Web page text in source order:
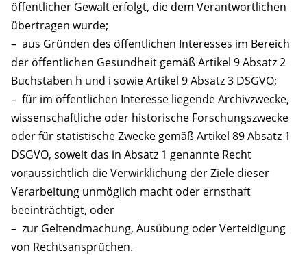
öffentlicher Gewalt erfolgt, die dem Verantwortlichen
übertragen wurde;
– aus Gründen des öffentlichen Interesses im Bereich
der öffentlichen Gesundheit gemäß Artikel 9 Absatz 2
Buchstaben h und i sowie Artikel 9 Absatz 3 DSGVO;
– für im öffentlichen Interesse liegende Archivzwecke,
wissenschaftliche oder historische Forschungszwecke
oder für statistische Zwecke gemäß Artikel 89 Absatz 1
DSGVO, soweit das in Absatz 1 genannte Recht
voraussichtlich die Verwirklichung der Ziele dieser
Verarbeitung unmöglich macht oder ernsthaft
beeinträchtigt, oder
– zur Geltendmachung, Ausübung oder Verteidigung
von Rechtsansprüchen.